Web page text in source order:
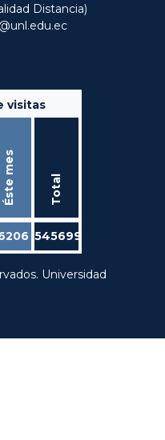
Distancia)
visitas
Éste mes Total
545699
Universidad